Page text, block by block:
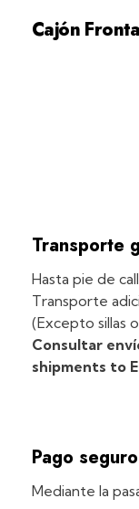
Cajón
Transporte
Hasta pie de
Transporte
(Excepto sillas
Consultar
shipments to
Pago seguro
Mediante la